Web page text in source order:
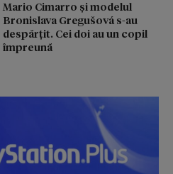
Mario Cimarro și modelul
Bronislava Gregušová s-au
despărțit. Cei doi au un copil
împreună